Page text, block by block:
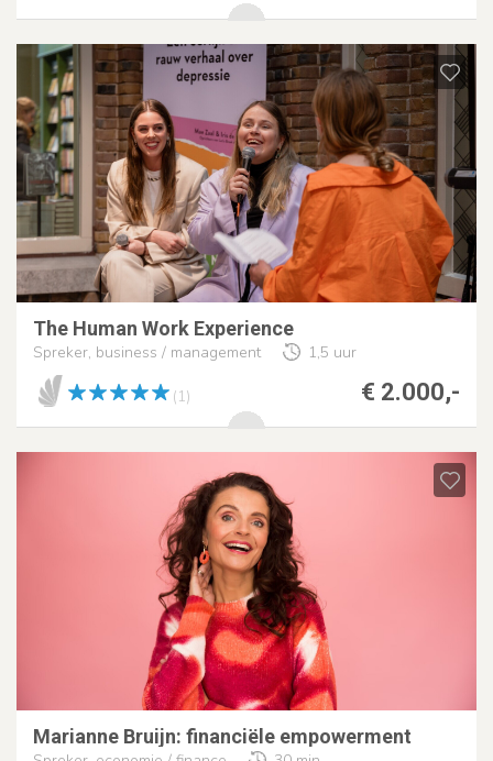
The Human Work Experience
Spreker, business / management 1,5 uur
€ 2.000,-
(1)
Marianne Bruijn: financiële empowerment